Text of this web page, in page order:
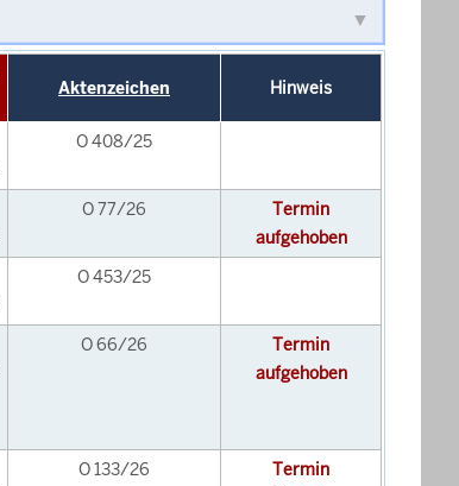
Aktenzeichen Hinweis
O 408/25
O 77/26
Termin
aufgehoben
O 453/25
O 66/26
Termin
aufgehoben
O 133/26
Termin